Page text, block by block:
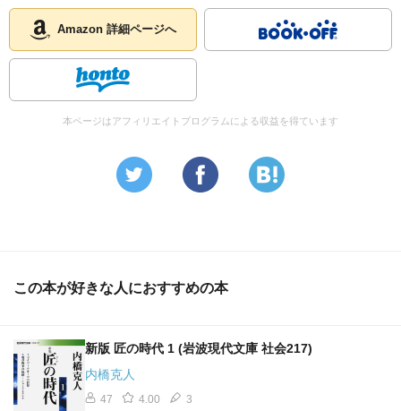
Amazon 詳細ページへ
本ページはアフィリエイトプログラムによる収益を得ています
この本が好きな人におすすめの本
新版 匠の時代 1 (岩波現代文庫 社会217)
内橋克人
47 4.00 3